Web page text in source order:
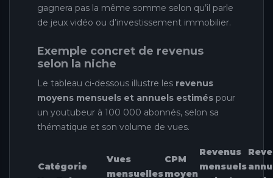
gagnera pas la même somme selon qu’il parle
de jeux vidéo ou d’investissement immobilier.
Exemple concret de revenus
selon la niche
Le tableau ci-dessous illustre les revenus
moyens mensuels et annuels estimés pour
un youtubeur à 100 000 abonnés, selon sa
thématique et son volume de vues.
Catégorie
Vues
mensuelles
CPM
moyen
Revenus
mensuels